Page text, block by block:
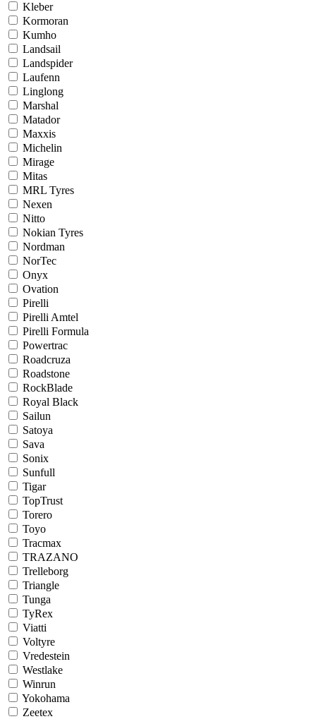
Kleber
Kormoran
Kumho
Landsail
Landspider
Laufenn
Linglong
Marshal
Matador
Maxxis
Michelin
Mirage
Mitas
MRL Tyres
Nexen
Nitto
Nokian Tyres
Nordman
NorTec
Onyx
Ovation
Pirelli
Pirelli Amtel
Pirelli Formula
Powertrac
Roadcruza
Roadstone
RockBlade
Royal Black
Sailun
Satoya
Sava
Sonix
Sunfull
Tigar
TopTrust
Torero
Toyo
Tracmax
TRAZANO
Trelleborg
Triangle
Tunga
TyRex
Viatti
Voltyre
Vredestein
Westlake
Winrun
Yokohama
Zeetex